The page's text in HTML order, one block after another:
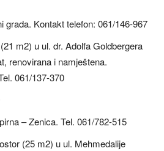
grada. Kontakt telefon: 061/146-967
m2) u ul. dr. Adolfa Goldbergera
renovirana i namještena.
061/137-370
– Zenica. Tel. 061/782-515
(25 m2) u ul. Mehmedalije